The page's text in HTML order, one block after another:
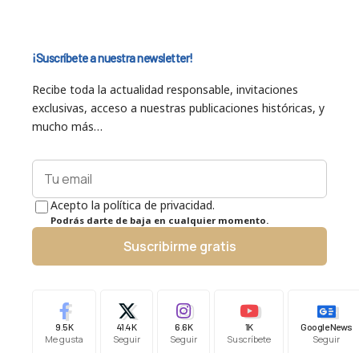
¡Suscríbete a nuestra newsletter!
Recibe toda la actualidad responsable, invitaciones
exclusivas, acceso a nuestras publicaciones históricas, y
mucho más…
Acepto la política de privacidad.
Podrás darte de baja en cualquier momento.
Suscribirme gratis
9.5K
Me gusta
41.4K
Seguir
6.6K
Seguir
1K
Suscríbete
Google News
Seguir